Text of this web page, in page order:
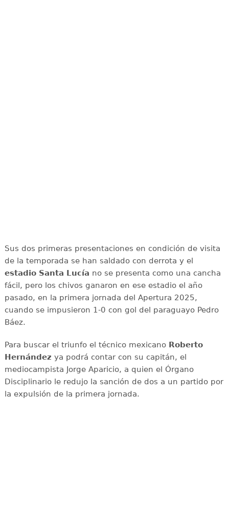
Sus dos primeras presentaciones en condición de visita
de la temporada se han saldado con derrota y el
estadio Santa Lucía no se presenta como una cancha
fácil, pero los chivos ganaron en ese estadio el año
pasado, en la primera jornada del Apertura 2025,
cuando se impusieron 1-0 con gol del paraguayo Pedro
Báez.
Para buscar el triunfo el técnico mexicano Roberto
Hernández ya podrá contar con su capitán, el
mediocampista Jorge Aparicio, a quien el Órgano
Disciplinario le redujo la sanción de dos a un partido por
la expulsión de la primera jornada.